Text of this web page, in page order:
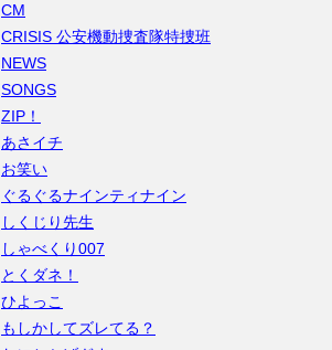
CM
CRISIS 公安機動捜査隊特捜班
NEWS
SONGS
ZIP！
あさイチ
お笑い
ぐるぐるナインティナイン
しくじり先生
しゃべくり007
とくダネ！
ひよっこ
もしかしてズレてる？